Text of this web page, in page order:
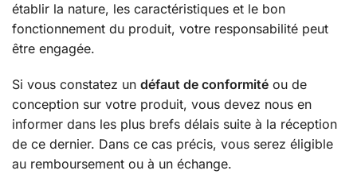
établir la nature, les caractéristiques et le bon
fonctionnement du produit, votre responsabilité peut
être engagée.
Si vous constatez un défaut de conformité ou de
conception sur votre produit, vous devez nous en
informer dans les plus brefs délais suite à la réception
de ce dernier. Dans ce cas précis, vous serez éligible
au remboursement ou à un échange.